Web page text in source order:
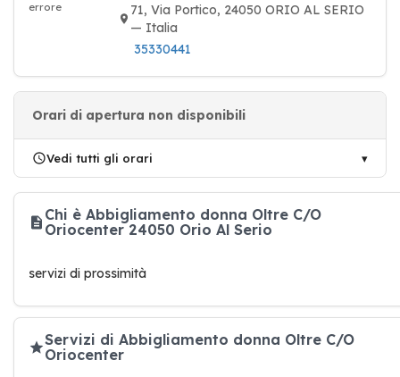
errore
71, Via Portico, 24050 ORIO AL SERIO
— Italia
35330441
Orari di apertura non disponibili
Vedi tutti gli orari
Chi è Abbigliamento donna Oltre C/O
Oriocenter 24050 Orio Al Serio
servizi di prossimità
Servizi di Abbigliamento donna Oltre C/O
Oriocenter